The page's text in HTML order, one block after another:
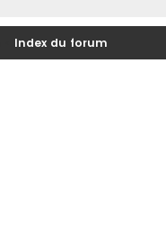
Index du forum